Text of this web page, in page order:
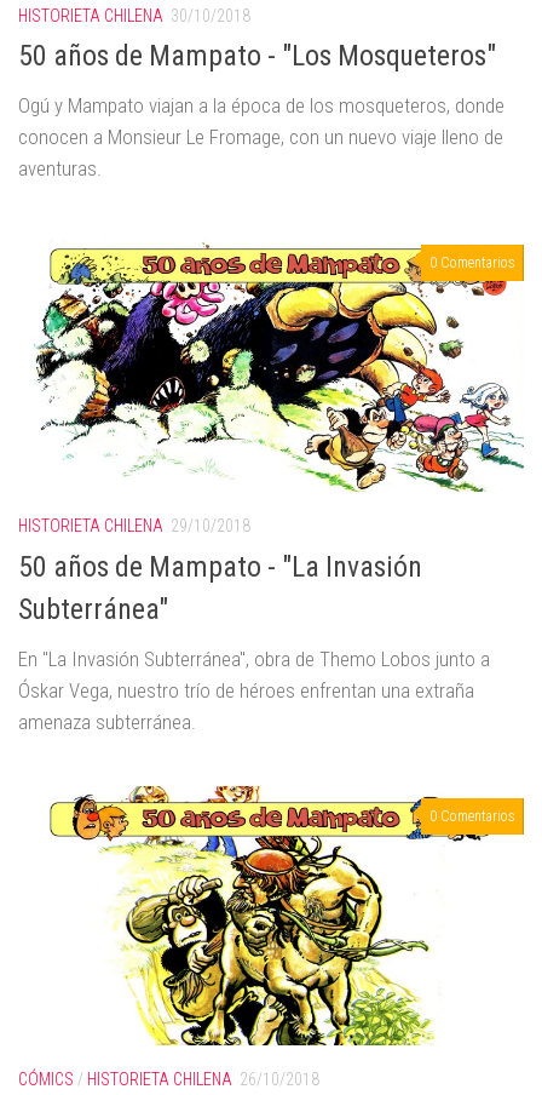
HISTORIETA CHILENA 30/10/2018
50 años de Mampato - "Los Mosqueteros"
Ogú y Mampato viajan a la época de los mosqueteros, donde
conocen a Monsieur Le Fromage, con un nuevo viaje lleno de
aventuras.
0 Comentarios
HISTORIETA CHILENA 29/10/2018
50 años de Mampato - "La Invasión
Subterránea"
En "La Invasión Subterránea", obra de Themo Lobos junto a
Óskar Vega, nuestro trío de héroes enfrentan una extraña
amenaza subterránea.
0 Comentarios
CÓMICS / HISTORIETA CHILENA 26/10/2018